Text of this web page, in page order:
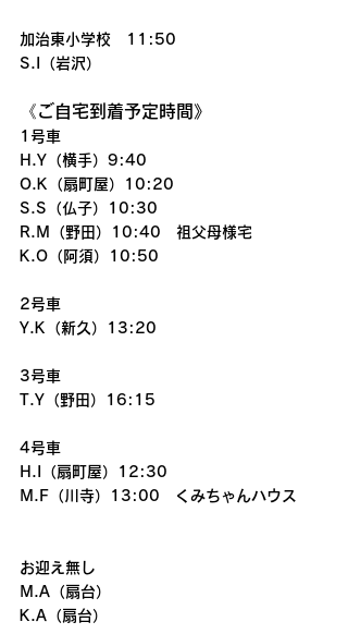
加治東小学校　11:50
S.I（岩沢）
《ご自宅到着予定時間》
1号車
H.Y（横手）9:40
O.K（扇町屋）10:20
S.S（仏子）10:30
R.M（野田）10:40　祖父母様宅
K.O（阿須）10:50
2号車
Y.K（新久）13:20
3号車
T.Y（野田）16:15
4号車
H.I（扇町屋）12:30
M.F（川寺）13:00　くみちゃんハウス
お迎え無し
M.A（扇台）
K.A（扇台）